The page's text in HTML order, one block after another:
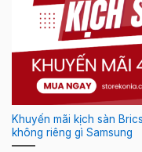
Khuyến mãi kịch sàn
không riêng gì Samsung